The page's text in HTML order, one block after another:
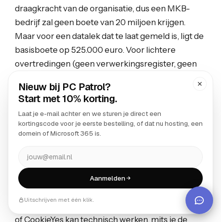
draagkracht van de organisatie, dus een MKB-
bedrijf zal geen boete van 20 miljoen krijgen.
Maar voor een datalek dat te laat gemeld is, ligt de
basisboete op 525.000 euro. Voor lichtere
overtredingen (geen verwerkingsregister, geen
verplicht is) zien we in de praktijk boetes tussen
de 10.000 en 100.000 euro voor MKB-bedrijven.
Naast directe boetes is er ook reputatieschade en
kosten voor herstel, juridische bijstand en
Is een gratis cookie-banner plugin
voldoende?
Een gratis plugin als de free versie van Complianz
of CookieYes kan technisch werken, mits je de